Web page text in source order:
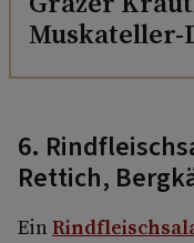
Muskateller-
6.
Rettich,
Ein